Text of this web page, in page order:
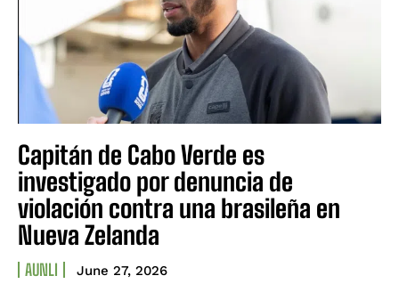
Capitán de Cabo Verde es
investigado por denuncia de
violación contra una brasileña en
Nueva Zelanda
AUNLI June 27, 2026